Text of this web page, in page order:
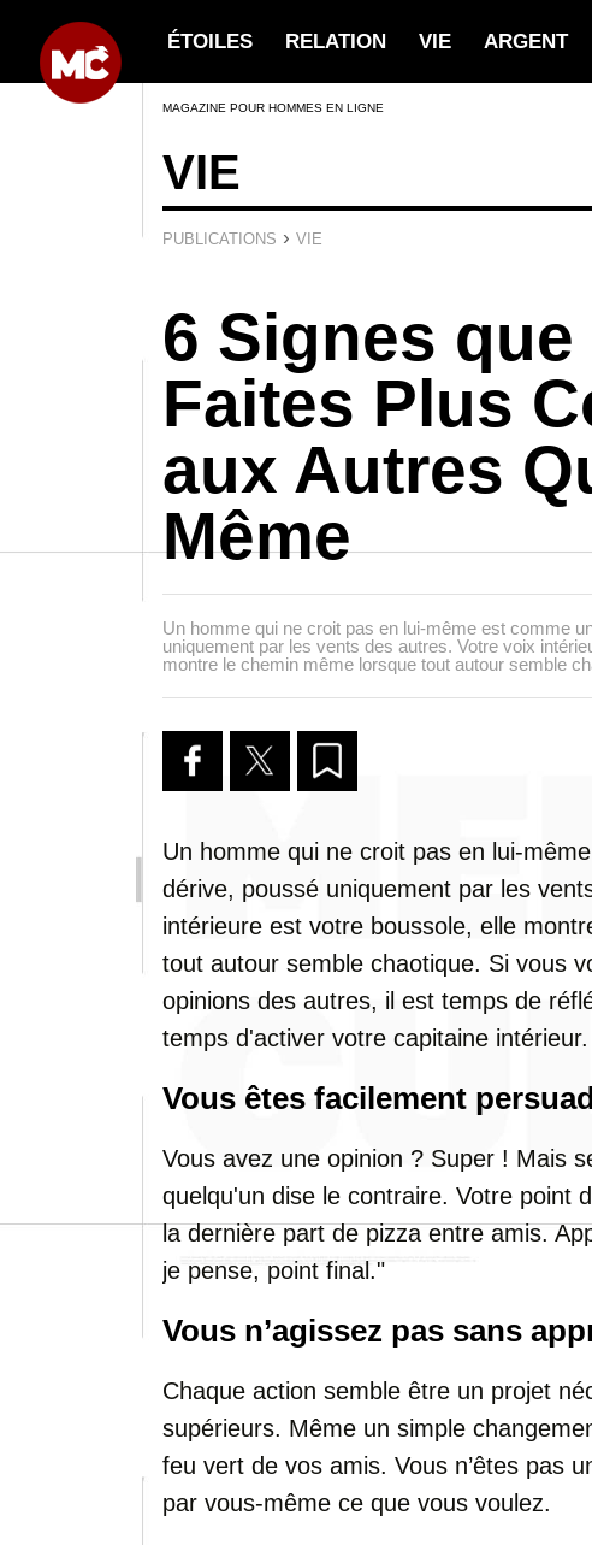
ÉTOILES RELATION VIE ARGENT
MAGAZINE POUR HOMMES EN LIGNE
VIE
PUBLICATIONS › VIE
6 Signes que
Faites Plus
aux Autres
Même
Un homme qui ne croit pas en lui-même est comme
uniquement par les vents des autres. Votre voix
montre le chemin même lorsque tout autour semble
Un homme qui ne croit pas en lui-
dérive, poussé uniquement par les
intérieure est votre boussole, elle
tout autour semble chaotique. Si vous
opinions des autres, il est temps de
temps d'activer votre capitaine intérieur.
Vous êtes facilement
Vous avez une opinion ? Super ! Mais
quelqu'un dise le contraire. Votre point
la dernière part de pizza entre amis.
je pense, point final."
Vous n’agissez pas sans
Chaque action semble être un projet
supérieurs. Même un simple
feu vert de vos amis. Vous n’êtes pas
par vous-même ce que vous voulez.